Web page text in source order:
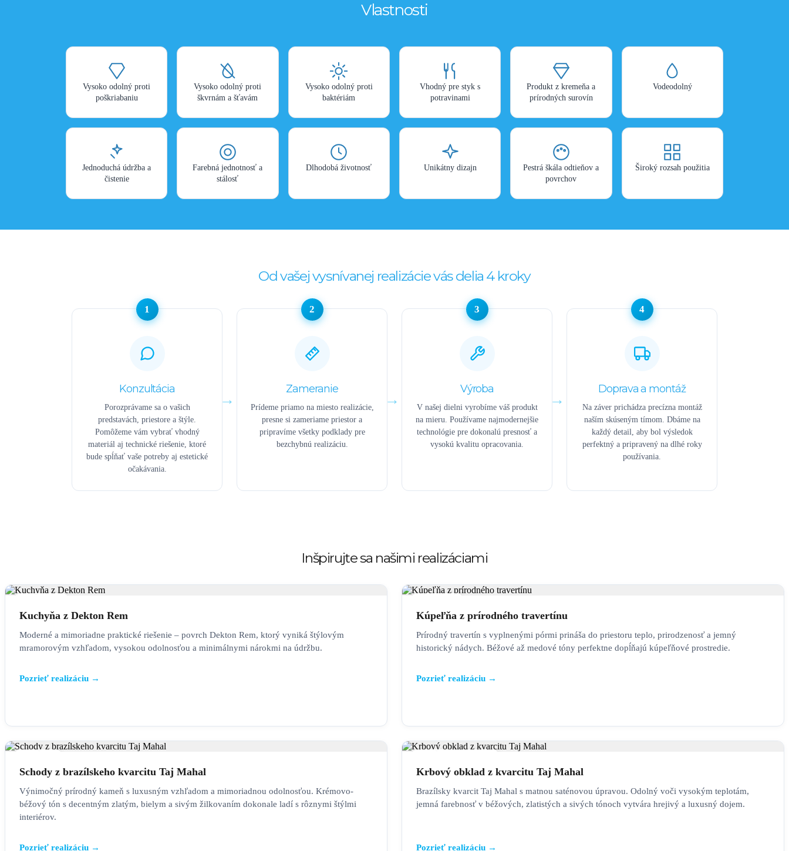
Vlastnosti
Vysoko odolný proti
poškriabaniu
Vysoko odolný proti
škvrnám a šťavám
Vysoko odolný proti
baktériám
Vhodný pre styk s
potravinami
Produkt z kremeňa a
prírodných surovín
Vodeodolný
Jednoduchá údržba a
čistenie
Farebná jednotnosť a
stálosť
Dlhodobá životnosť Unikátny dizajn
Pestrá škála odtieňov a
povrchov
Široký rozsah použitia
Od vašej vysnívanej realizácie vás delia 4 kroky
1
Konzultácia
Porozprávame sa o vašich
predstavách, priestore a štýle.
Pomôžeme vám vybrať vhodný
materiál aj technické riešenie, ktoré
bude spĺňať vaše potreby aj estetické
očakávania.
2
Zameranie
Prídeme priamo na miesto realizácie,
presne si zameriame priestor a
pripravíme všetky podklady pre
bezchybnú realizáciu.
3
Výroba
V našej dielni vyrobíme váš produkt
na mieru. Používame najmodernejšie
technológie pre dokonalú presnosť a
vysokú kvalitu opracovania.
4
Doprava a montáž
Na záver prichádza precízna montáž
naším skúseným tímom. Dbáme na
každý detail, aby bol výsledok
perfektný a pripravený na dlhé roky
používania.
Inšpirujte sa našimi realizáciami
Kuchyňa z Dekton Rem
Moderné a mimoriadne praktické riešenie – povrch Dekton Rem, ktorý vyniká štýlovým
mramorovým vzhľadom, vysokou odolnosťou a minimálnymi nárokmi na údržbu.
Pozrieť realizáciu →
Kúpeľňa z prírodného travertínu
Prírodný travertín s vyplnenými pórmi prináša do priestoru teplo, prirodzenosť a jemný
historický nádych. Béžové až medové tóny perfektne dopĺňajú kúpeľňové prostredie.
Pozrieť realizáciu →
Schody z brazílskeho kvarcitu Taj Mahal
Výnimočný prírodný kameň s luxusným vzhľadom a mimoriadnou odolnosťou. Krémovo-
béžový tón s decentným zlatým, bielym a sivým žilkovaním dokonale ladí s rôznymi štýlmi
interiérov.
Pozrieť realizáciu →
Krbový obklad z kvarcitu Taj Mahal
Brazílsky kvarcit Taj Mahal s matnou saténovou úpravou. Odolný voči vysokým teplotám,
jemná farebnosť v béžových, zlatistých a sivých tónoch vytvára hrejivý a luxusný dojem.
Pozrieť realizáciu →